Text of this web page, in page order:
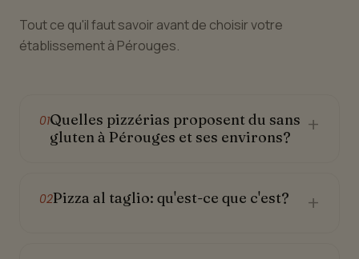
Tout ce qu'il faut savoir avant de choisir votre
établissement à Pérouges.
01Quelles pizzérias proposent du sans
gluten à Pérouges et ses environs?
+
02Pizza al taglio: qu'est-ce que c'est? +